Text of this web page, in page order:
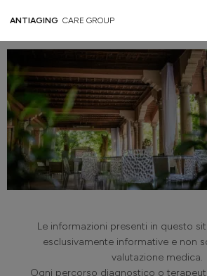
ANTIAGING CARE GROUP
DSC05586-2
Le informazioni presenti in questo
esclusivamente informative e non
valutazione medica.
Ogni percorso diagnostico o